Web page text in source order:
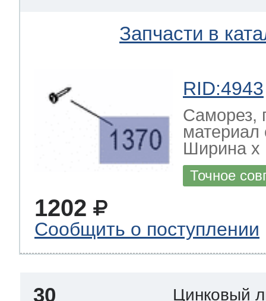
Запчасти в
RID:4943
Саморез,
Ширина х
Точное
1202
Сообщить о поступлении
30 Цинковый